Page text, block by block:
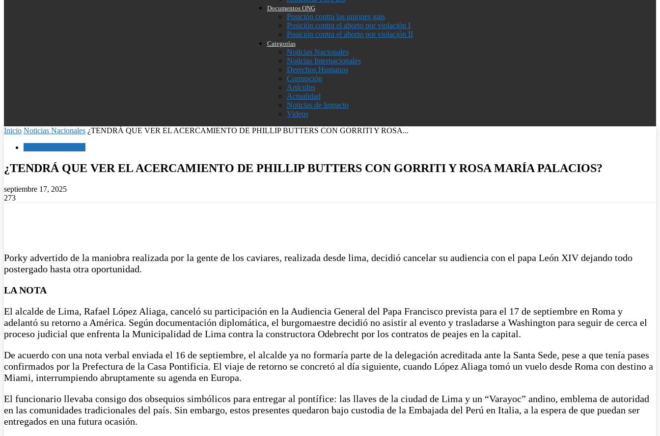
Documentos ONG
Posición contra las uniones gais
Posición contra el aborto por violación I
Posición contra el aborto por violación II
Categorías
Noticias Nacionales
Noticias Internacionales
Derechos Humanos
Corrupción
Artículos
Actualidad
Noticias de Impacto
Videos
Inicio Noticias Nacionales ¿TENDRÁ QUE VER EL ACERCAMIENTO DE PHILLIP BUTTERS CON GORRITI Y ROSA...
¿TENDRÁ QUE VER EL ACERCAMIENTO DE PHILLIP BUTTERS CON GORRITI Y ROSA MARÍA PALACIOS?
septiembre 17, 2025
273
Porky advertido de la maniobra realizada por la gente de los caviares, realizada desde lima, decidió cancelar su audiencia con el papa León XIV dejando todo
postergado hasta otra oportunidad.
LA NOTA
El alcalde de Lima, Rafael López Aliaga, canceló su participación en la Audiencia General del Papa Francisco prevista para el 17 de septiembre en Roma y
adelantó su retorno a América. Según documentación diplomática, el burgomaestre decidió no asistir al evento y trasladarse a Washington para seguir de cerca el
proceso judicial que enfrenta la Municipalidad de Lima contra la constructora Odebrecht por los contratos de peajes en la capital.
De acuerdo con una nota verbal enviada el 16 de septiembre, el alcalde ya no formaría parte de la delegación acreditada ante la Santa Sede, pese a que tenía pases
confirmados por la Prefectura de la Casa Pontificia. El viaje de retorno se concretó al día siguiente, cuando López Aliaga tomó un vuelo desde Roma con destino a
Miami, interrumpiendo abruptamente su agenda en Europa.
El funcionario llevaba consigo dos obsequios simbólicos para entregar al pontífice: las llaves de la ciudad de Lima y un “Varayoc” andino, emblema de autoridad
en las comunidades tradicionales del país. Sin embargo, estos presentes quedaron bajo custodia de la Embajada del Perú en Italia, a la espera de que puedan ser
entregados en una futura ocasión.